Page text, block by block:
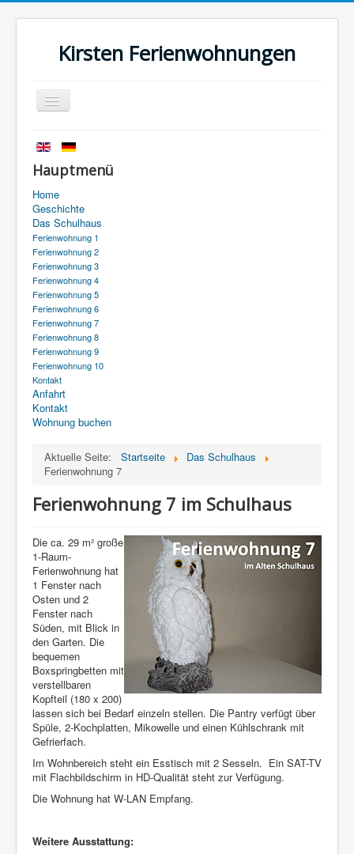
Kirsten Ferienwohnungen
Navigation
an/aus
Startseite
Geschichte
Das Schulhaus
Anfahrt
Kontakt
Impressum
Datenschutz
Hauptmenü
Home
Geschichte
Das Schulhaus
Ferienwohnung 1
Ferienwohnung 2
Ferienwohnung 3
Ferienwohnung 4
Ferienwohnung 5
Ferienwohnung 6
Ferienwohnung 7
Ferienwohnung 8
Ferienwohnung 9
Ferienwohnung 10
Kontakt
Anfahrt
Kontakt
Wohnung buchen
Aktuelle Seite: Startseite
Das Schulhaus
Ferienwohnung 7
Ferienwohnung 7 im Schulhaus
Die ca. 29 m² große
1-Raum-
Ferienwohnung hat
1 Fenster nach
Osten und 2
Fenster nach
Süden, mit Blick in
den Garten. Die
bequemen
Boxspringbetten mit
verstellbaren
Kopfteil (180 x 200)
lassen sich bei Bedarf einzeln stellen. Die Pantry verfügt über
Spüle, 2-Kochplatten, Mikowelle und einen Kühlschrank mit
Gefrierfach.
Im Wohnbereich steht ein Esstisch mit 2 Sesseln. Ein SAT-TV
mit Flachbildschirm in HD-Qualität steht zur Verfügung.
Die Wohnung hat W-LAN Empfang.
Weitere Ausstattung: